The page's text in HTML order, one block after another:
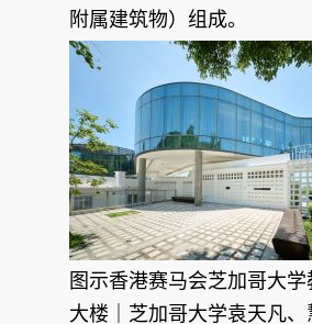
附属建筑物）组成。
图示香港赛马会芝加哥大
大楼｜芝加哥大学袁天凡、